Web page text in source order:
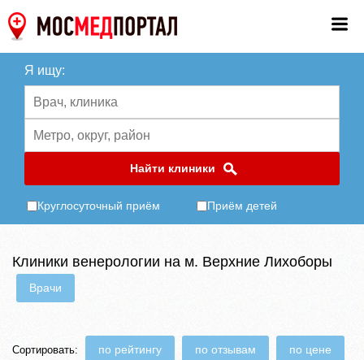
Я ищу:
Найти клиники
Круглосуточный приём Приём детей
Клиники венерологии на м. Верхние Лихоборы
Врачи
Сортировать: по рейтингу по отзывам по цене